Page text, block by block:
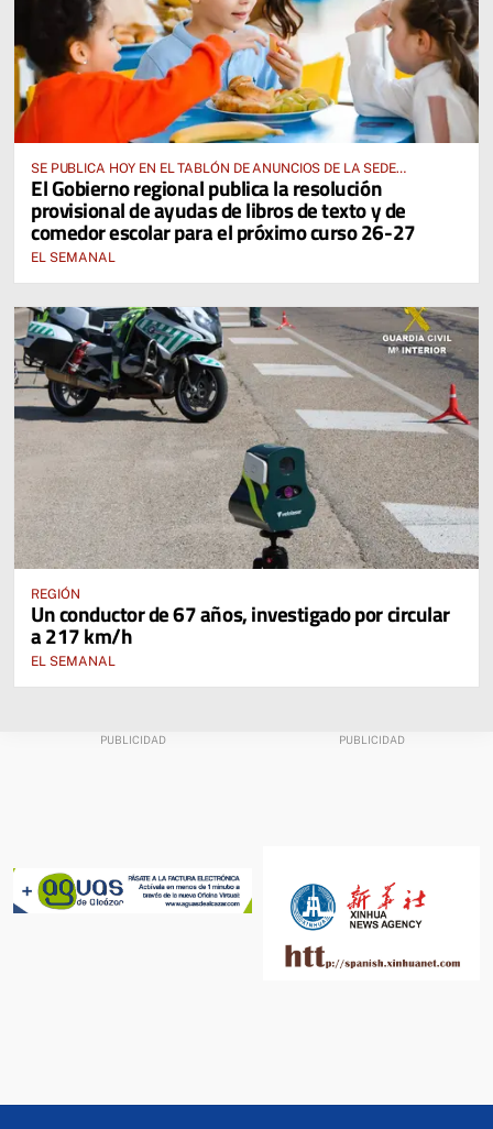
SE PUBLICA HOY EN EL TABLÓN DE ANUNCIOS DE LA SEDE
ELECTRÓNICA DE LA JUNTA DE COMUNIDADES Y EN EL PORTAL DE
EDUCACIÓN DE CASTILLA-LA MANCHA
El Gobierno regional publica la resolución
provisional de ayudas de libros de texto y de
comedor escolar para el próximo curso 26-27
EL SEMANAL
REGIÓN
Un conductor de 67 años, investigado por circular
a 217 km/h
EL SEMANAL